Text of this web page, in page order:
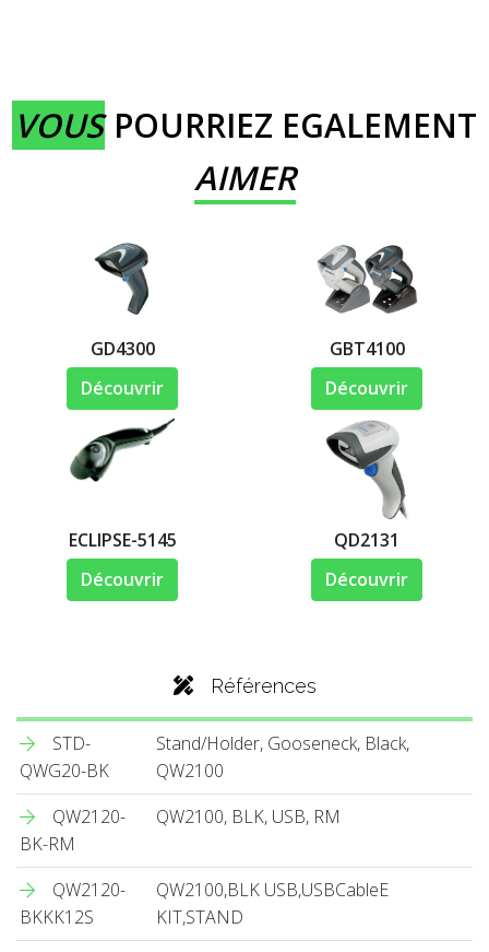
VOUSPOURRIEZ EGALEMENT
AIMER
GD4300
Découvrir
GBT4100
Découvrir
ECLIPSE-5145
Découvrir
QD2131
Découvrir
Références
STD-
QWG20-BK
Stand/Holder, Gooseneck, Black,
QW2100
QW2120-
BK-RM
QW2100, BLK, USB, RM
QW2120-
BKKK12S
QW2100,BLK USB,USBCableE
KIT,STAND